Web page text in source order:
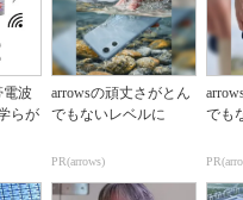
電波
らが
arrowsの頑丈さがとん
でもないレベルに
PR(arrows)
でも